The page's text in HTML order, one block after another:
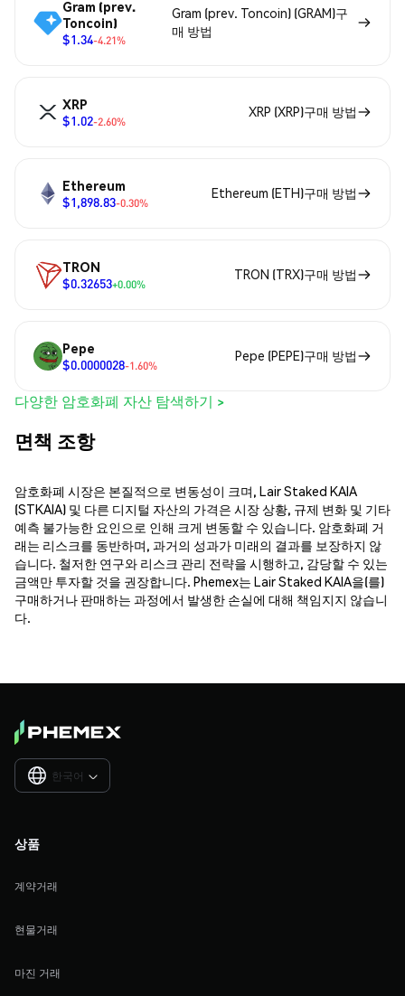
Gram (prev.
Toncoin)
$1.34-4.21%
Gram (prev. Toncoin) (GRAM)구
매 방법
XRP
$1.02-2.60%
XRP (XRP)구매 방법
Ethereum
$1,898.83-0.30%
Ethereum (ETH)구매 방법
TRON
$0.32653+0.00%
TRON (TRX)구매 방법
Pepe
$0.0000028-1.60%
Pepe (PEPE)구매 방법
다양한 암호화폐 자산 탐색하기 >
면책 조항
암호화폐 시장은 본질적으로 변동성이 크며, Lair Staked KAIA
(STKAIA) 및 다른 디지털 자산의 가격은 시장 상황, 규제 변화 및 기타
예측 불가능한 요인으로 인해 크게 변동할 수 있습니다. 암호화폐 거
래는 리스크를 동반하며, 과거의 성과가 미래의 결과를 보장하지 않
습니다. 철저한 연구와 리스크 관리 전략을 시행하고, 감당할 수 있는
금액만 투자할 것을 권장합니다. Phemex는 Lair Staked KAIA을(를)
구매하거나 판매하는 과정에서 발생한 손실에 대해 책임지지 않습니
다.
한국어 
상품
계약거래
현물거래
마진 거래